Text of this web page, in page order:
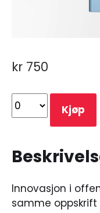
kr 750
Kjøp
Innovasjon i
samme oppskrift